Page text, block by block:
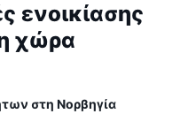
ενοικίασης
χώρα
στη Νορβηγία